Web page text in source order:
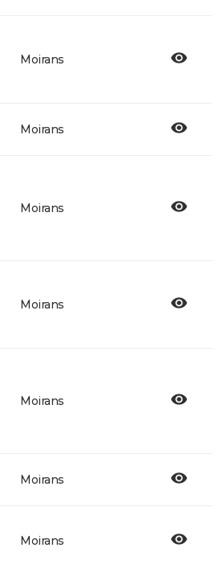
Moirans
Moirans
Moirans
Moirans
Moirans
Moirans
Moirans